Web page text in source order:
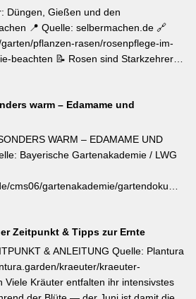
Düngen, Gießen und den
📍 Quelle: selbermachen.de 🔗
pflanzen-rasen/rosenpflege-im-
beachten 📝 Rosen sind Starkzehrer –
sein, damit sich die Pflanzen auf die
können. Der entscheidende Tipp für
Blüten mit 2–3 Blattstielpaaren
– das regt neue Knospen an und
[Thema-Tag: #Rosenpflege
warm – Edamame und
WARM – EDAMAME UND
Bayerische Gartenakademie / LWG
cms06/gartenakademie/
Soja) kann direkt gesät oder
sind bis Anfang Juli möglich,
Süßkartoffeln sind ausschließlich als
benötigen Wärme, Sonne und einen
Frisch geerntete Knollen müssen
Zeitpunkt & Tipps zur Ernte
& ANLEITUNG Quelle: Plantura
kraeuter/kraeuter-
Viele Kräuter entfalten ihr intensivstes